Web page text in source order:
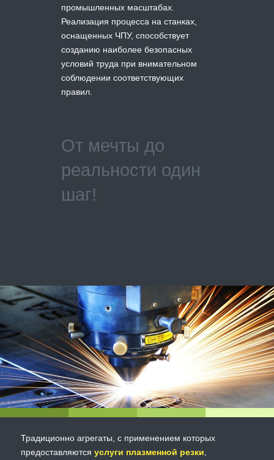
промышленных масштабах.
Реализация процесса на станках,
оснащенных ЧПУ, способствует
созданию наиболее безопасных
условий труда при внимательном
соблюдении соответствующих
правил.
От мечты до
реальности один
шаг!
Традиционно агрегаты, с применением которых
предоставляются услуги плазменной резки